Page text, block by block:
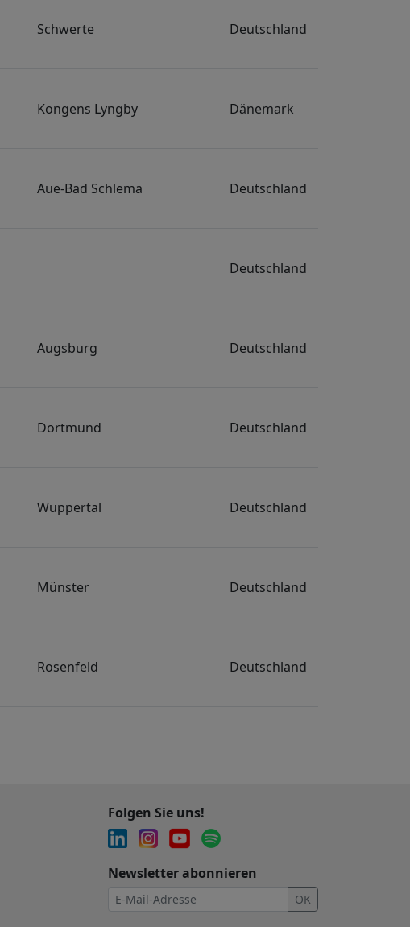
Schwerte Deutschland
Kongens Lyngby Dänemark
Aue-Bad Schlema Deutschland
Deutschland
Augsburg Deutschland
Dortmund Deutschland
Wuppertal Deutschland
Münster Deutschland
Rosenfeld Deutschland
Folgen Sie uns!
Newsletter abonnieren